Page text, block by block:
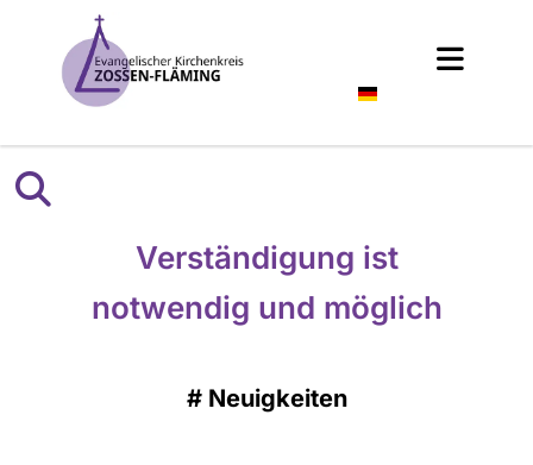
Verständigung ist
notwendig und möglich
# Neuigkeiten